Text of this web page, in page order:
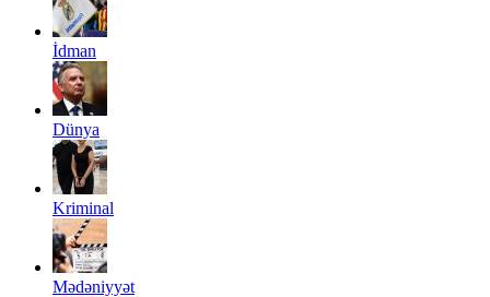
İdman
Dünya
Kriminal
Mədəniyyət